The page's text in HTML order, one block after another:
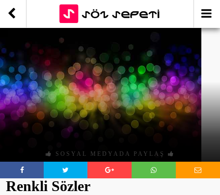
SOSYAL MEDYADA PAYLAŞ
Renkli Sözler